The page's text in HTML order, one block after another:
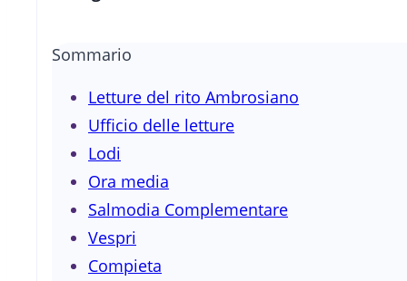
Sommario
Letture del rito Ambrosiano
Ufficio delle letture
Lodi
Ora media
Salmodia Complementare
Vespri
Compieta